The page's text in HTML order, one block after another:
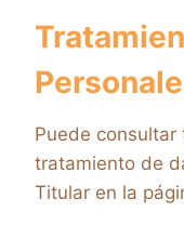
Puede
tratamiento de
Titular en la